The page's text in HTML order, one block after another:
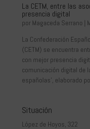
La CETM, entre las
presencia digital
por Magaceda Serrano |
La Confederación
(CETM) se encuentra
con mejor presencia
comunicación digital de
españolas’, elaborado
Situación
López de Hoyos, 322